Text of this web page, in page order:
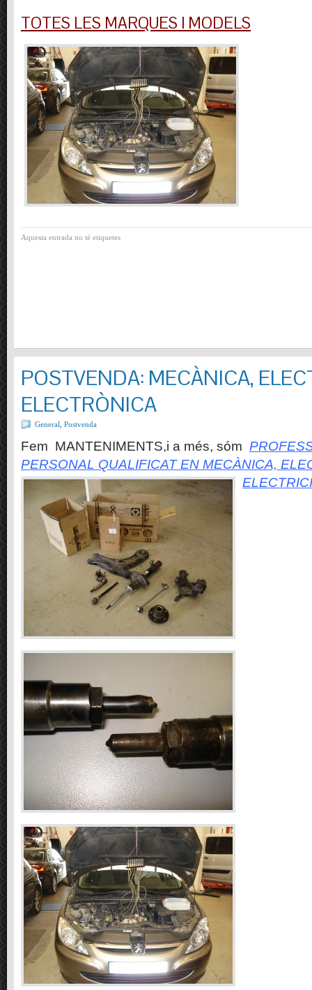
TOTES LES MARQUES I MODELS
Aquesta entrada no té etiquetes
POSTVENDA: MECÀNICA,
ELECTRÒNICA
General Postvenda
Fem MANTENIMENTS,i a més, sóm
PERSONAL QUALIFICAT EN MECÀNICA,